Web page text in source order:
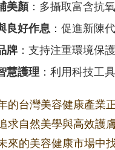
美顏 ：多攝取富含抗
良好作息 ：促進新陳
牌 ：支持注重環境保
慧護理 ：利用科技工
的台灣美容健康產業
求自然美學與高效護
來的美容健康市場中